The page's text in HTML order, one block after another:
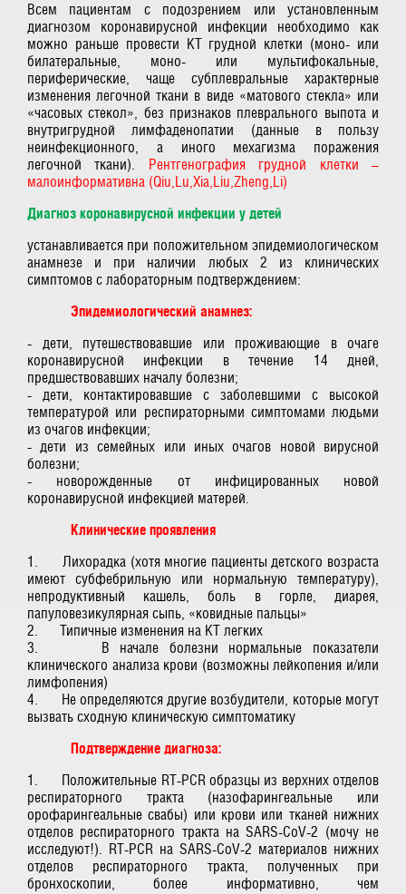
Всем пациентам с подозрением или установленным
диагнозом коронавирусной инфекции необходимо как
можно раньше провести КТ грудной клетки (моно- или
билатеральные, моно- или мультифокальные,
периферические, чаще субплевральные характерные
изменения легочной ткани в виде «матового стекла» или
«часовых стекол», без признаков плеврального выпота и
внутригрудной лимфаденопатии (данные в пользу
неинфекционного, а иного мехагизма поражения
легочной ткани). Рентгенография грудной клетки –
малоинформативна (Qiu,Lu,Xia,Liu,Zheng,Li)
Диагноз коронавирусной инфекции у детей
устанавливается при положительном эпидемиологическом
анамнезе и при наличии любых 2 из клинических
симптомов с лабораторным подтверждением:
Эпидемиологический анамнез:
- дети, путешествовавшие или проживающие в очаге
коронавирусной инфекции в течение 14 дней,
предшествовавших началу болезни;
- дети, контактировавшие с заболевшими с высокой
температурой или респираторными симптомами людьми
из очагов инфекции;
- дети из семейных или иных очагов новой вирусной
болезни;
- новорожденные от инфицированных новой
коронавирусной инфекцией матерей.
Клинические проявления
1. Лихорадка (хотя многие пациенты детского возраста
имеют субфебрильную или нормальную температуру),
непродуктивный кашель, боль в горле, диарея,
папуловезикулярная сыпь, «ковидные пальцы»
2. Типичные изменения на КТ легких
3. В начале болезни нормальные показатели
клинического анализа крови (возможны лейкопения и/или
лимфопения)
4. Не определяются другие возбудители, которые могут
вызвать сходную клиническую симптоматику
Подтверждение диагноза:
1. Положительные RT-PCR образцы из верхних отделов
респираторного тракта (назофарингеальные или
орофарингеальные свабы) или крови или тканей нижних
отделов респираторного тракта на SARS-CoV-2 (мочу не
исследуют!). RT-PCR на SARS-CoV-2 материалов нижних
отделов респираторного тракта, полученных при
бронхоскопии, более информативно, чем